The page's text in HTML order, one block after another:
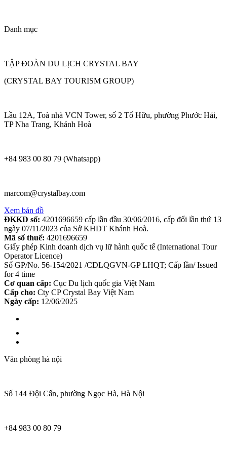
Danh mục
TẬP ĐOÀN DU LỊCH CRYSTAL BAY
(CRYSTAL BAY TOURISM GROUP)
Lầu 12A, Toà nhà VCN Tower, số 2 Tố Hữu, phường Phước Hải,
TP Nha Trang, Khánh Hoà
+84 983 00 80 79 (Whatsapp)
marcom@crystalbay.com
Xem bản đồ
ĐKKD số: 4201696659 cấp lần đầu 30/06/2016, cấp đổi lần thứ 13
ngày 07/11/2023 của Sở KHDT Khánh Hoà.
Mã số thuế: 4201696659
Giấy phép Kinh doanh dịch vụ lữ hành quốc tế (International Tour
Operator Licence)
Số GP/No. 56-154/2021 /CDLQGVN-GP LHQT; Cấp lần/ Issued
for 4 time
Cơ quan cấp: Cục Du lịch quốc gia Việt Nam
Cấp cho: Cty CP Crystal Bay Việt Nam
Ngày cấp: 12/06/2025
Văn phòng hà nội
Số 144 Đội Cấn, phường Ngọc Hà, Hà Nội
+84 983 00 80 79